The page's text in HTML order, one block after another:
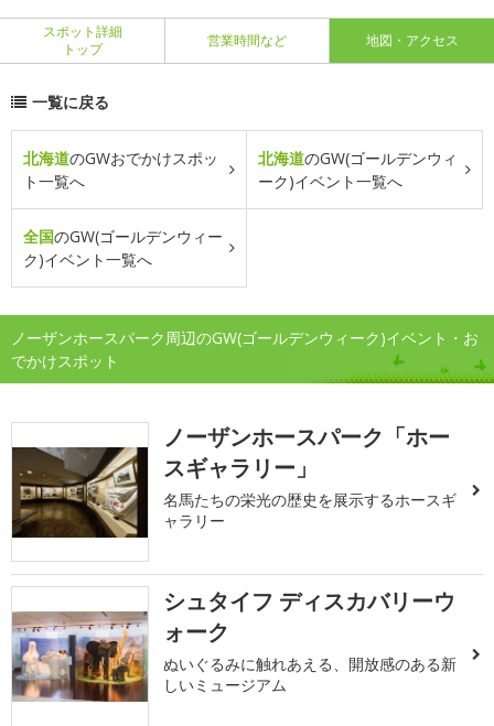
スポット詳細
トップ
営業時間など 地図・アクセス
一覧に戻る
北海道のGWおでかけスポッ
ト一覧へ
北海道のGW(ゴールデンウィ
ーク)イベント一覧へ
全国のGW(ゴールデンウィー
ク)イベント一覧へ
ノーザンホースパーク周辺のGW(ゴールデンウィーク)イベント・お
でかけスポット
ノーザンホースパーク「ホー
スギャラリー」
名馬たちの栄光の歴史を展示するホースギ
ャラリー
シュタイフ ディスカバリーウ
ォーク
ぬいぐるみに触れあえる、開放感のある新
しいミュージアム